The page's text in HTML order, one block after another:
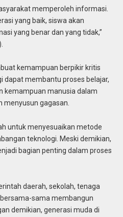
memperoleh informasi.
yang baik, siswa akan
yang benar dan yang tidak,”
kemampuan berpikir kritis
dapat membantu proses belajar,
kemampuan manusia dalam
menyusun gagasan.
untuk menyesuaikan metode
teknologi. Meski demikian,
bagian penting dalam proses
daerah, sekolah, tenaga
sama membangun
demikian, generasi muda di